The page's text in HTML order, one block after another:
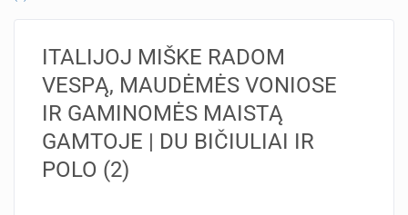
ITALIJOJ MIŠKE RADOM
VESPĄ, MAUDĖMĖS VONIOSE
IR GAMINOMĖS MAISTĄ
GAMTOJE | DU BIČIULIAI IR
POLO (2)